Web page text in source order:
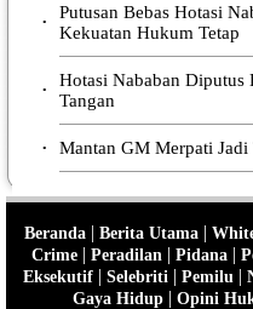
•
Putusan Bebas Hotasi
Kekuatan Hukum Tetap
•
Hotasi Nababan Diputus
Tangan
• Mantan GM Merpati Jadi
Beranda| Berita Utama|
Crime | Peradilan | Pidana |
Eksekutif| Selebriti | Pemilu |
Gaya Hidup | Opini